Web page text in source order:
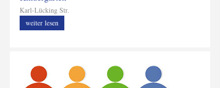
Karl-Lücking Str.
weiter lesen